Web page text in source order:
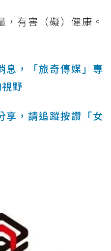
，有害（礙）健康。
息，「旅奇傳媒」專
野
享，請追蹤按讚「女